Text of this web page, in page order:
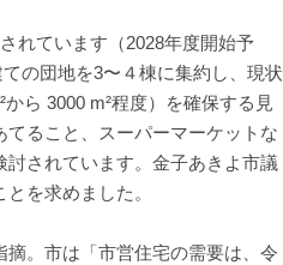
れています（2028年度開始予
の団地を3〜４棟に集約し、現状
ら 3000 m²程度）を確保する見
ること、スーパーマーケットな
されています。金子あきよ市議
を求めました。
。市は「市営住宅の需要は、令